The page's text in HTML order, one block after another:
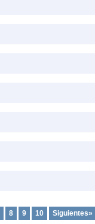
8 9 10 Siguientes»